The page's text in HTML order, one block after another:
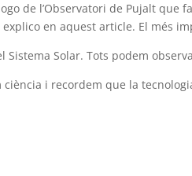
de l’Observatori de Pujalt que
en aquest article. El més
Solar. Tots podem
ciència i recordem que la